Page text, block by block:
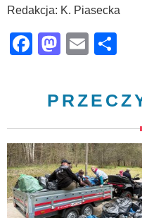
Redakcja: K. Piasecka
Facebook
Email